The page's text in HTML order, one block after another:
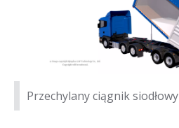
Przechylany ciągnik siodłowy